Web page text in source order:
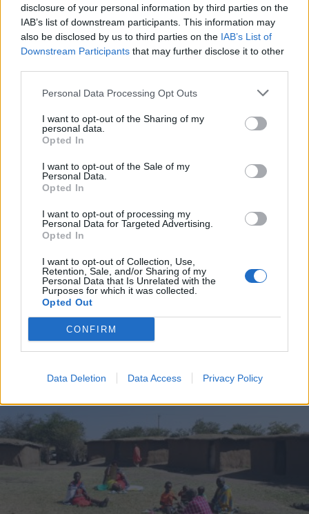
disclosure of your personal information by third parties on the
IAB’s list of downstream participants. This information may
also be disclosed by us to third parties on the IAB’s List of
Downstream Participants that may further disclose it to other
Personal Data Processing Opt Outs
I want to opt-out of the Sharing of my
personal data.
Opted In
I want to opt-out of the Sale of my
Personal Data.
Opted In
I want to opt-out of processing my
Personal Data for Targeted Advertising.
Opted In
I want to opt-out of Collection, Use,
Retention, Sale, and/or Sharing of my
Personal Data that Is Unrelated with the
Purposes for which it was collected.
Opted Out
CONFIRM
Data Deletion Data Access Privacy Policy
Másfél évtizedes elképzelés
valósult meg: megnyílt a Magyar
Ifjúsági Központ Kolozsváron